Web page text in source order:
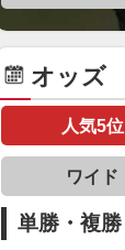
オッズ
人気5位
ワイド
単勝・複勝